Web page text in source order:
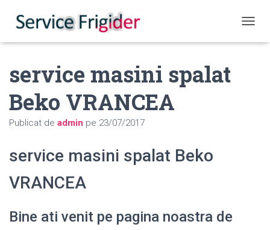
service masini spalat
Beko VRANCEA
Publicat de admin pe 23/07/2017
service masini spalat Beko
VRANCEA
Bine ati venit pe pagina noastra de